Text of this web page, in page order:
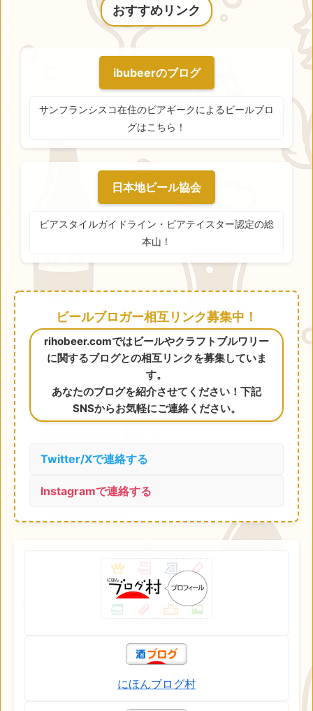
おすすめリンク
ibubeerのブログ
サンフランシスコ在住のビアギークによるビールブロ
グはこちら！
日本地ビール協会
ビアスタイルガイドライン・ビアテイスター認定の総
本山！
ビールブロガー相互リンク募集中！
rihobeer.comではビールやクラフトブルワリー
に関するブログとの相互リンクを募集していま
す。
あなたのブログを紹介させてください！下記
SNSからお気軽にご連絡ください。
Twitter/Xで連絡する
Instagramで連絡する
にほんブログ村